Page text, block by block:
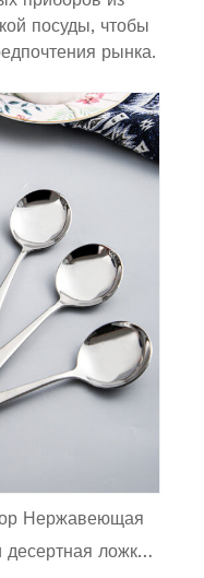
посуды, чтобы
рынка.
Нержавеющая
ложка